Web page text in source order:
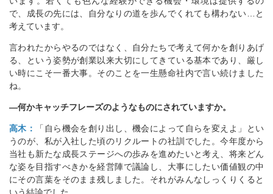
で、成長の先には、自分なりの道を歩んでくれても構わない…と
考えています。
言われたからやるのではなく、自分たちで考えて何かを創りあげ
る、という姿勢が創業以来大切にしてきている基本であり、厳し
い時にこそ一番大事。そのことを一生懸命社内で言い続けました
ね。
―何かキャッチフレーズのようなものにされていますか。
高木：
「自ら機会を創り出し、機会によって自らを変えよ」とい
うのが、私が入社した頃のリクルートの社訓でした。今年度から
当社も新たな成長ステージへの歩みを進めたいと考え、将来どん
な姿を目指すべきかを経営陣で議論し、大事にしたい価値観の中
にその言葉をそのまま残しました。それがみんなしっくりくると